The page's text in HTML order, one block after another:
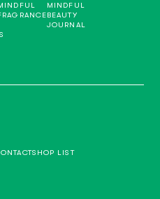
MINDFUL
BEAUTY
JOURNAL
SHOP LIST